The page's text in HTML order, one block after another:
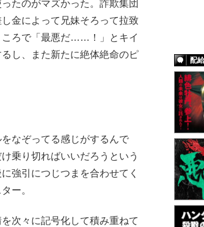
たのがマズかった。詐欺集団
金によって兄妹そろって拉致
ころで「最悪だ……！」とキイ
し、また新たに絶体絶命のピ
なぞってる感じがするんで
乗り切ればいいだろうという
強引につじつまを合わせてく
ー。
次々に記号化して積み重ねて
配